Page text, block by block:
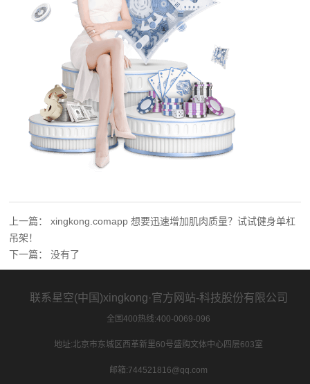
上一篇：xingkong.comapp 想要迅速增加肌肉质量？试试健身单杠
吊架！
下一篇：没有了
联系星空(中国)xingkong·官方网站-科技股份有限公司
全国400热线:400-0069-096
地址:北京市东城区西革新里60号盛购文体中心四层603室
邮箱:744521816@qq.com